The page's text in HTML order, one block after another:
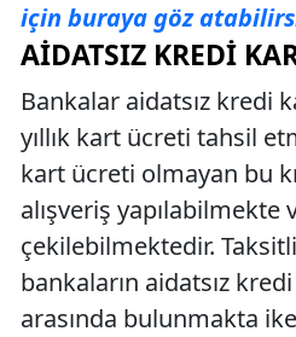
için buraya göz
AIDATSIZ KREDI
Bankalar aidatsız kredi
yıllık kart ücreti tahsil
kart ücreti olmayan bu
alışveriş yapılabilmekte
çekilebilmektedir. Taksitli
bankaların aidatsız
arasında bulunmakta